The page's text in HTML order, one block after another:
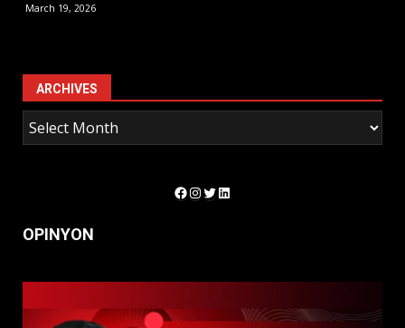
March 19, 2026
ARCHIVES
Facebook
Instagram
Twitter
LinkedIn
OPINYON